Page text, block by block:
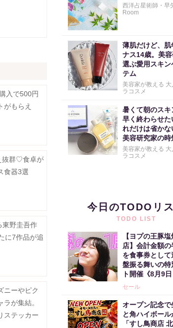
入で500円
がもらえ
抜群♡食卓が
食器3選
東野圭吾作
に7作品が追
ニーやピク
が集結。
ステッカー
西洋占星術師・早
Room
薄肌だけど、肌
ナス14歳。美
選ぶ愛用スキン
テム
美容家が教える
ラコスメ
暑くて朝のスキ
早く終わらせた
れだけは省かな
美容研究家の時
美容家が教える
ラコスメ
今日のTODOリ
TODO LIST
【ヨプの王豚
店】会計金額の
を食事券として
盤振る舞いの特
ト開催《8月9日
セール
オープン記念で
と角ハイボール
「すし鳥商店